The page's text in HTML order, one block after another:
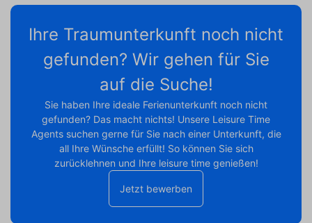
Ihre Traumunterkunft noch nicht
gefunden? Wir gehen für Sie
auf die Suche!
Sie haben Ihre ideale Ferienunterkunft noch nicht
gefunden? Das macht nichts! Unsere Leisure Time
Agents suchen gerne für Sie nach einer Unterkunft, die
all Ihre Wünsche erfüllt! So können Sie sich
zurücklehnen und Ihre leisure time genießen!
Jetzt bewerben